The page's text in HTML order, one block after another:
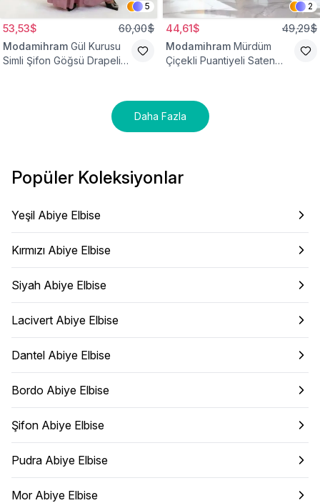
5
53,53$ 60,00$
Modamihram Gül Kurusu
Simli Şifon Göğsü Drapeli
2
44,61$ 49,29$
Modamihram Mürdüm
Çiçekli Puantiyeli Saten
Daha Fazla
Popüler Koleksiyonlar
Yeşil Abiye Elbise
Kırmızı Abiye Elbise
Siyah Abiye Elbise
Lacivert Abiye Elbise
Dantel Abiye Elbise
Bordo Abiye Elbise
Şifon Abiye Elbise
Pudra Abiye Elbise
Mor Abiye Elbise